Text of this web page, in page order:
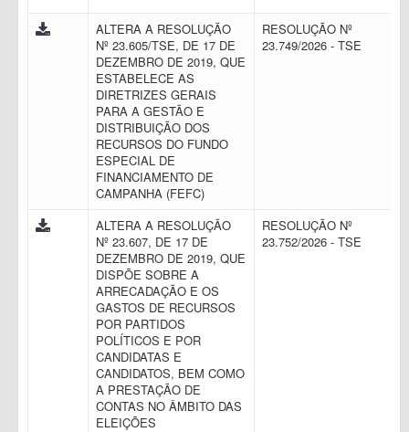
ALTERA A RESOLUÇÃO
Nº 23.605/TSE, DE 17 DE
DEZEMBRO DE 2019, QUE
ESTABELECE AS
DIRETRIZES GERAIS
PARA A GESTÃO E
DISTRIBUIÇÃO DOS
RECURSOS DO FUNDO
ESPECIAL DE
FINANCIAMENTO DE
CAMPANHA (FEFC)
RESOLUÇÃO Nº
23.749/2026 - TSE
ALTERA A RESOLUÇÃO
Nº 23.607, DE 17 DE
DEZEMBRO DE 2019, QUE
DISPÕE SOBRE A
ARRECADAÇÃO E OS
GASTOS DE RECURSOS
POR PARTIDOS
POLÍTICOS E POR
CANDIDATAS E
CANDIDATOS, BEM COMO
A PRESTAÇÃO DE
CONTAS NO ÂMBITO DAS
ELEIÇÕES
RESOLUÇÃO Nº
23.752/2026 - TSE